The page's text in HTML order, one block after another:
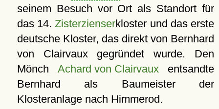
seinem Besuch vor Ort als Standort für
das 14.Zisterzienserkloster und das erste
deutsche Kloster, das direkt von Bernhard
von Clairvaux gegründet wurde. Den
Mönch Achard von Clairvauxentsandte
Bernhard als Baumeister der
Klosteranlage nach Himmerod.